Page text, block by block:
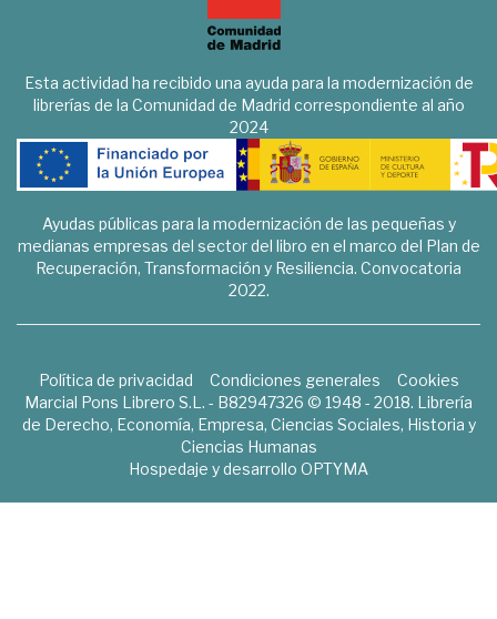
Esta actividad ha recibido una ayuda para la modernización de
librerías de la Comunidad de Madrid correspondiente al año
2024
Ayudas públicas para la modernización de las pequeñas y
medianas empresas del sector del libro en el marco del Plan de
Recuperación, Transformación y Resiliencia. Convocatoria
2022.
Política de privacidad Condiciones generales
Cookies
Marcial Pons Librero S.L. - B82947326 © 1948 - 2018. Librería
de Derecho, Economía, Empresa, Ciencias Sociales, Historia y
Ciencias Humanas
Hospedaje y desarrollo OPTYMA